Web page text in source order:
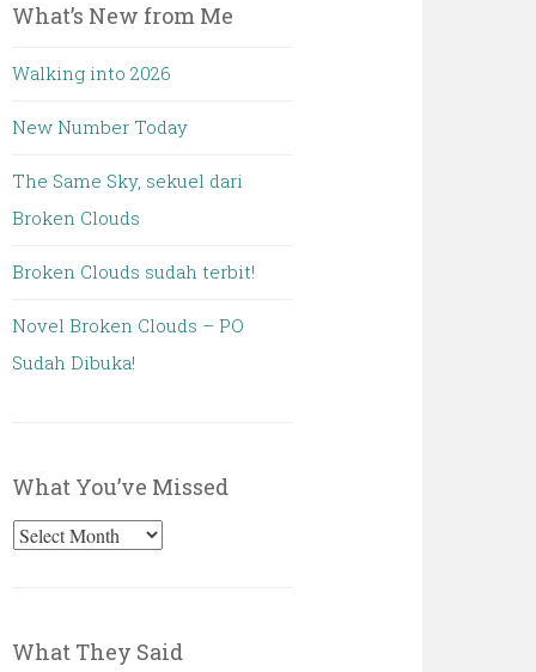
What’s New from Me
Walking into 2026
New Number Today
The Same Sky, sekuel dari
Broken Clouds
Broken Clouds sudah terbit!
Novel Broken Clouds – PO
Sudah Dibuka!
What You’ve Missed
What
What They Said